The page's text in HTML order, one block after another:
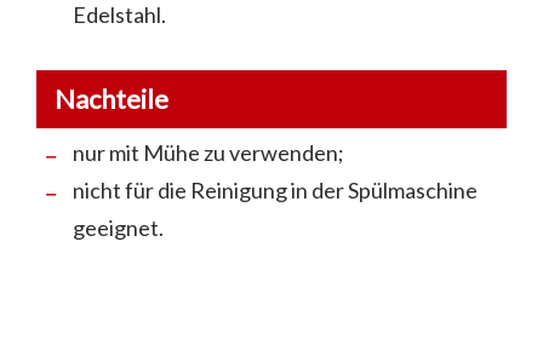
Edelstahl.
Nachteile
nur mit Mühe zu verwenden;
nicht für die Reinigung in der Spülmaschine
geeignet.